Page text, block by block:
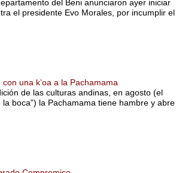
del Beni anunciaron ayer iniciar
el presidente Evo Morales, por incumplir el
una k’oa a la Pachamama
de las culturas andinas, en agosto (el
la boca”) la Pachamama tiene hambre y abre